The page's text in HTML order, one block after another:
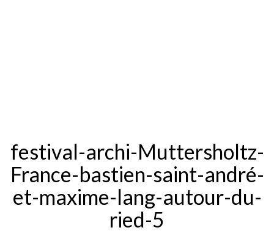
festival-archi-Muttersholtz-
France-bastien-saint-andré-
et-maxime-lang-autour-du-
ried-5